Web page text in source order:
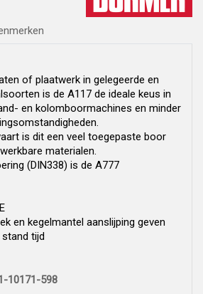
of plaatwerk in gelegeerde en
is de A117 de ideale keus in
en kolomboormachines en minder
is dit een veel toegepaste boor
materialen.
(DIN338) is de A777
en kegelmantel aanslijping geven
tijd
10171-598